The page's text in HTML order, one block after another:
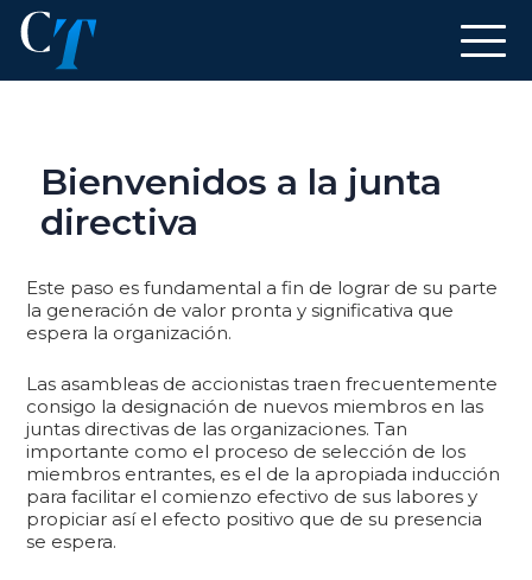
Bienvenidos a la junta
directiva
Este paso es fundamental a fin de lograr de su parte
la generación de valor pronta y significativa que
espera la organización.
Las asambleas de accionistas traen frecuentemente
consigo la designación de nuevos miembros en las
juntas directivas de las organizaciones. Tan
importante como el proceso de selección de los
miembros entrantes, es el de la apropiada inducción
para facilitar el comienzo efectivo de sus labores y
propiciar así el efecto positivo que de su presencia
se espera.